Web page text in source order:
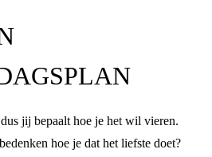
jij bepaalt hoe je het wil vieren.
hoe je dat het liefste doet?